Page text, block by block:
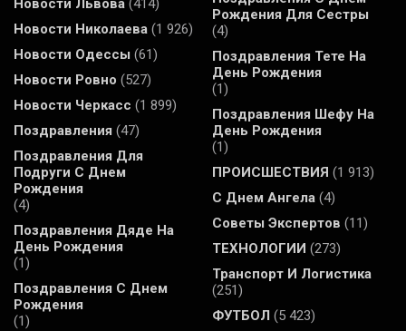
Новости Львова (414)
Новости Николаева (1 926)
Новости Одессы (61)
Новости Ровно (527)
Новости Черкасс (1 899)
Поздравления (47)
Поздравления Для
Подруги С Днем
Рождения
(4)
Поздравления Дяде На
День Рождения
(1)
Поздравления С Днем
Рождения
(1)
Рождения Для Сестры
(4)
Поздравления Тете На
День Рождения
(1)
Поздравления Шефу На
День Рождения
(1)
ПРОИСШЕСТВИЯ (1 913)
С Днем Ангела (4)
Советы Экспертов (11)
ТЕХНОЛОГИИ (273)
Транспорт И Логистика
(251)
ФУТБОЛ (5 423)